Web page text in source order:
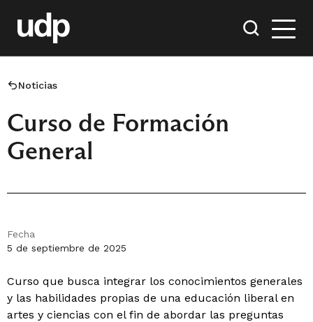
Noticias
Curso de Formación
General
Fecha
5 de septiembre de 2025
Curso que busca integrar los conocimientos generales
y las habilidades propias de una educación liberal en
artes y ciencias con el fin de abordar las preguntas